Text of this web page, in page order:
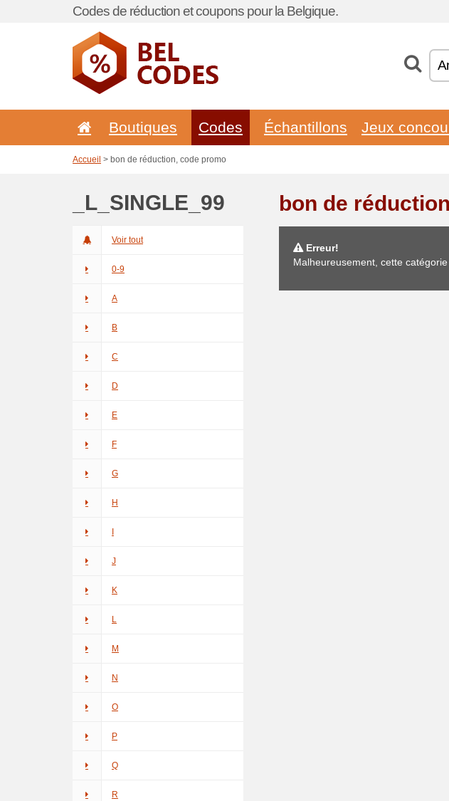
Codes de réduction et coupons pour la Belgique.
Boutiques Codes Échantillons Jeux
Accueil > bon de réduction, code promo
_L_SINGLE_99
Voir tout
0-9
A
B
C
D
E
F
G
H
J
K
L
M
N
O
P
Q
R
bon de
Erreur!
Malheureusement, cette